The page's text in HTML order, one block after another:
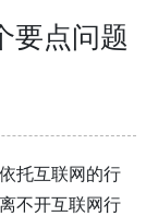
要点问题
托互联网的行
不开互联网行